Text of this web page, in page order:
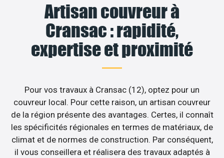
Artisan couvreur à
Cransac : rapidité,
expertise et proximité
Pour vos travaux à Cransac (12), optez pour un
couvreur local. Pour cette raison, un artisan couvreur
de la région présente des avantages. Certes, il connaît
les spécificités régionales en termes de matériaux, de
climat et de normes de construction. Par conséquent,
il vous conseillera et réalisera des travaux adaptés à